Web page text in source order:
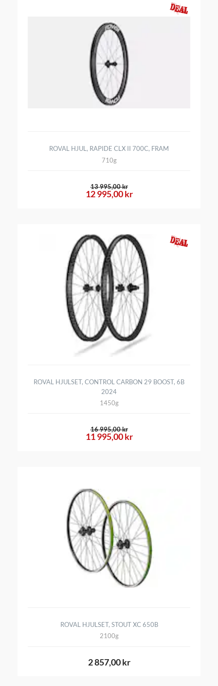
ROVAL HJUL, RAPIDE CLX II 700C, FRAM
710g
12 995,00 kr
13 995,00 kr
ROVAL HJULSET, CONTROL CARBON 29 BOOST, 6B
2024
1450g
11 995,00 kr
16 995,00 kr
ROVAL HJULSET, STOUT XC 650B
2100g
2 857,00 kr